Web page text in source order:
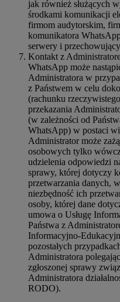
jak również służących
środkami komunikacji
firmom audytorskim,
komunikatora
serwery i
Kontakt z
WhatsApp może
Administratora w
z Państwem w celu
(rachunku
przekazania
(w zależności od
WhatsApp) w postaci
Administrator może
osobowych tylko
udzielenia odpowiedzi
sprawy, której dotyczy
przetwarzania danych,
niezbędność ich
osoby, której dane
umowa o Usługę
Państwa z
Informacyjno-
pozostałych
Administratora
zgłoszonej sprawy
Administratora
RODO).